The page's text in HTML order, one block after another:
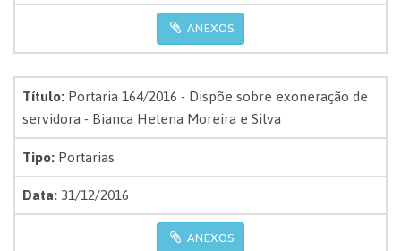
ANEXOS
Título:Portaria 164/2016 - Dispõe sobre exoneração de
servidora - Bianca Helena Moreira e Silva
Tipo:Portarias
Data:31/12/2016
ANEXOS